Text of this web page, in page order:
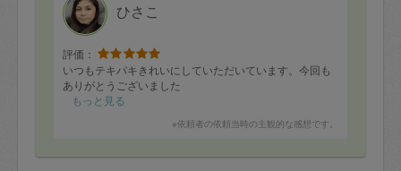
ひさこ
評価：
いつもテキパキきれいにしていただいています。今回も
ありがとうございました
もっと見る
※依頼者の依頼当時の主観的な感想です。